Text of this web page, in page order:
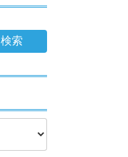
検索